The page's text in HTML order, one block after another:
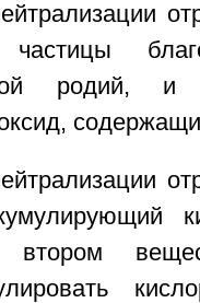
родий, и
втором